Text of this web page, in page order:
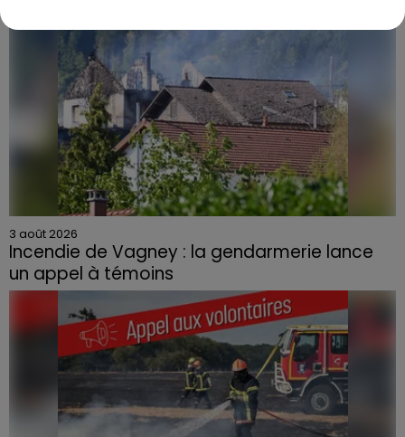
3 août 2026
Incendie de Vagney : la gendarmerie lance
un appel à témoins
Le feu, parti d'une haie avant de se propager au
quartier résidentiel, avait détruit deux habitations et
contraint à l'évacuation d'une centaine de personnes.